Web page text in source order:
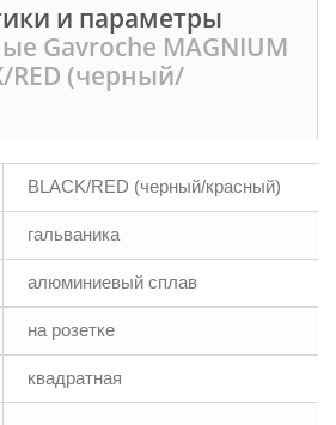
и параметры
Gavroche MAGNIUM
RED (черный/
BLACK/RED (черный/красный)
гальваника
алюминиевый сплав
на розетке
квадратная